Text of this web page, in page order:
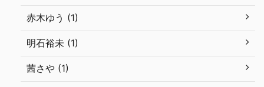
赤木ゆう (1)
明石裕未 (1)
茜さや (1)